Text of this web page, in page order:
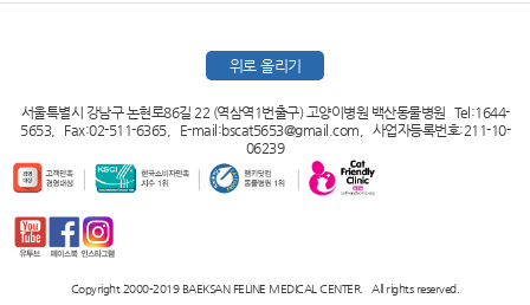
위로 올리기
서울특별시 강남구 논현로86길 22 (역삼역1번출구) 고양이병원 백산동물병원 Tel:1644-
5653, Fax:02-511-6365, E-mail:bscat5653@gmail.com, 사업자등록번호:211-10-
06239
Copyright 2000-2019 BAEKSAN FELINE MEDICAL CENTER. All rights reserved.